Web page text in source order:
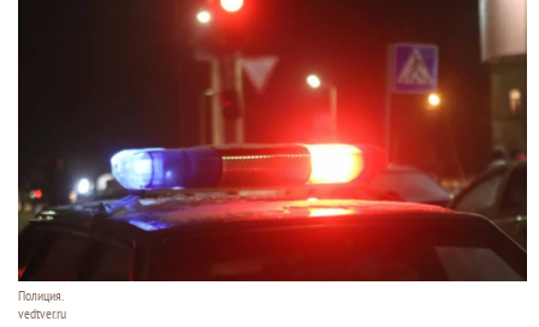
Полиция.
vedtver.ru